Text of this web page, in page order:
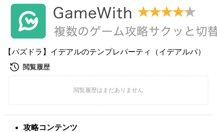
【パズドラ】イデアルのテンプレパーティ（イデアルパ）
攻略コンテンツ